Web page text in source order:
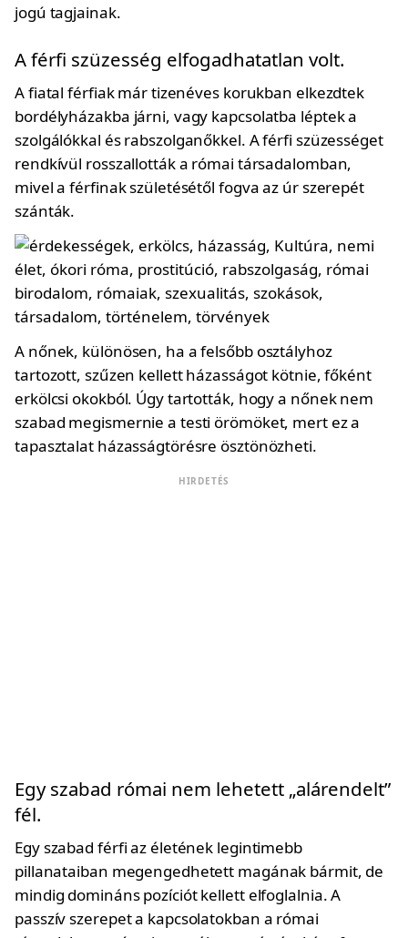
jogú tagjainak.
A férfi szüzesség elfogadhatatlan volt.
A fiatal férfiak már tizenéves korukban elkezdtek
bordélyházakba járni, vagy kapcsolatba léptek a
szolgálókkal és rabszolganőkkel. A férfi szüzességet
rendkívül rosszallották a római társadalomban,
mivel a férfinak születésétől fogva az úr szerepét
szánták.
A nőnek, különösen, ha a felsőbb osztályhoz
tartozott, szűzen kellett házasságot kötnie, főként
erkölcsi okokból. Úgy tartották, hogy a nőnek nem
szabad megismernie a testi örömöket, mert ez a
tapasztalat házasságtörésre ösztönözheti.
HIRDETÉS
Egy szabad római nem lehetett „alárendelt”
fél.
Egy szabad férfi az életének legintimebb
pillanataiban megengedhetett magának bármit, de
mindig domináns pozíciót kellett elfoglalnia. A
passzív szerepet a kapcsolatokban a római